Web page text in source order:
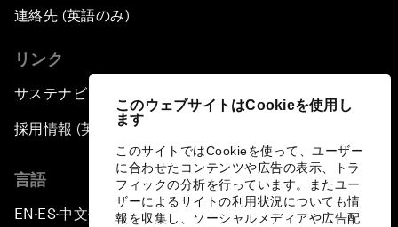
このウェブサイトはCookieを使用し
ます
このサイトではCookieを使って、ユーザー
に合わせたコンテンツや広告の表示、トラ
フィックの分析を行っています。またユー
ザーによるサイトの利用状況についても情
報を収集し、ソーシャルメディアや広告配
連絡先 (英語のみ)
リンク
サステナビリティへの取り組み
採用情報 (英語のみ)
言語
EN ▪ES▪中文▪ 日本語